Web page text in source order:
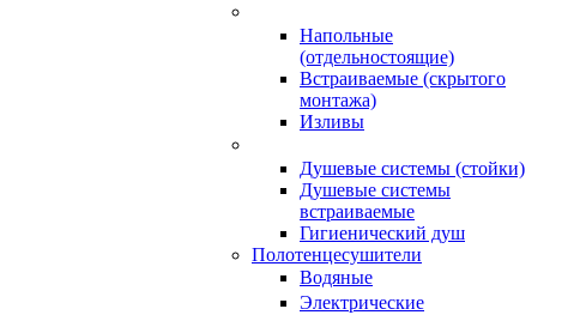
Напольные
(отдельностоящие)
Встраиваемые (скрытого
монтажа)
Изливы
Душевые системы (стойки)
Душевые системы
встраиваемые
Гигиенический душ
Полотенцесушители
ㅤВодяные
ㅤЭлектрические